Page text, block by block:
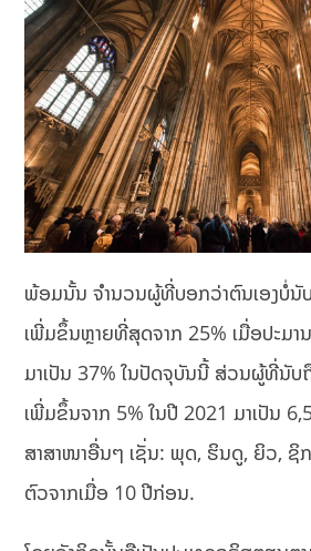
ພ້ອມນັ້ນ ຈຳນວນຜູ້ທີ່ບອກວ່າຕົນເອງບໍ່ນັ
ເພີ່ມຂຶ້ນຫຼາຍທີ່ສຸດຈາກ 25% ເມື່ອປະມ
ມາເປັນ 37% ໃນປັດຈຸບັນນີ້ ສ່ວນຜູ້ທີ່ນັບ
ເພີ່ມຂຶ້ນຈາກ 5% ໃນປີ 2021 ມາເປັນ
ສາສາໜາອື່ນໆ ເຊັ່ນ: ພຸດ, ຮິນດູ, ຍິວ, ຊິ
ຕົວຈາກເມື່ອ 10 ປີກ່ອນ.